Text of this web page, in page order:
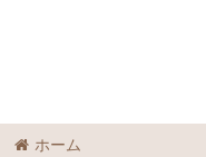
ホーム